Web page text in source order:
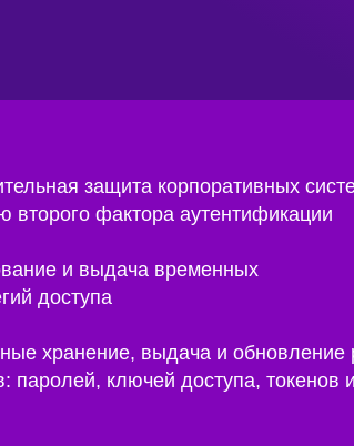
защита корпоративных
второго фактора аутентификации
и выдача временных
доступа
хранение, выдача и обновление
паролей, ключей доступа, токенов